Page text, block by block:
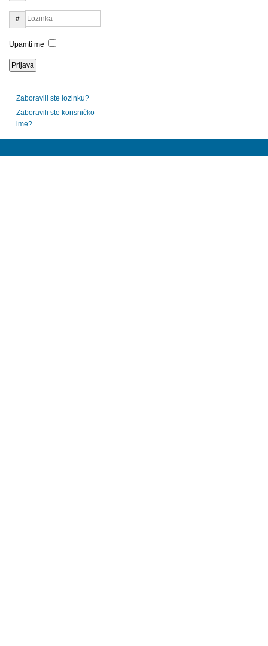
Upamti me
Zaboravili ste lozinku?
Zaboravili ste korisničko
ime?